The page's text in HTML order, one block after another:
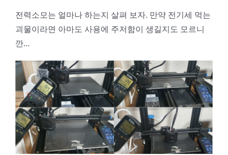
전력소모는 얼마나 하는지 살펴 보자. 만약 전기세 먹는
괴물이라면 아마도 사용에 주저함이 생길지도 모르니
깐…